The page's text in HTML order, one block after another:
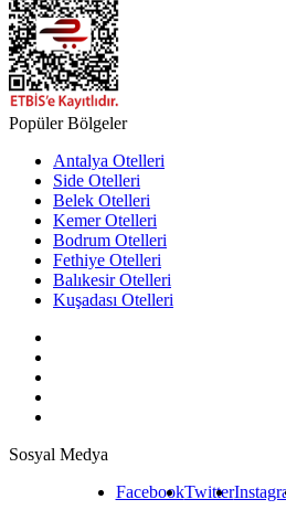
Popüler Bölgeler
Antalya Otelleri
Side Otelleri
Belek Otelleri
Kemer Otelleri
Bodrum Otelleri
Fethiye Otelleri
Balıkesir Otelleri
Kuşadası Otelleri
Sosyal Medya
FacebookTwitter